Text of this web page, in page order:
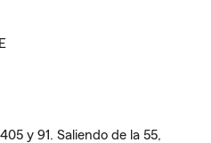
y 91. Saliendo de la 55,